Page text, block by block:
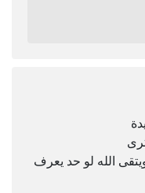
الله لو حد يعرف